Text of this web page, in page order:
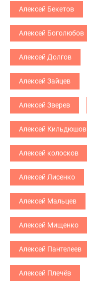
Алексей Бекетов
Алексей Боголюбов
Алексей Долгов
Алексей Зайцев
Алексей Зверев
Алексей Кильдюшов
Алексей колосков
Алексей Лисенко
Алексей Мальцев
Алексей Мищенко
Алексей Пантелеев
Алексей Плечёв